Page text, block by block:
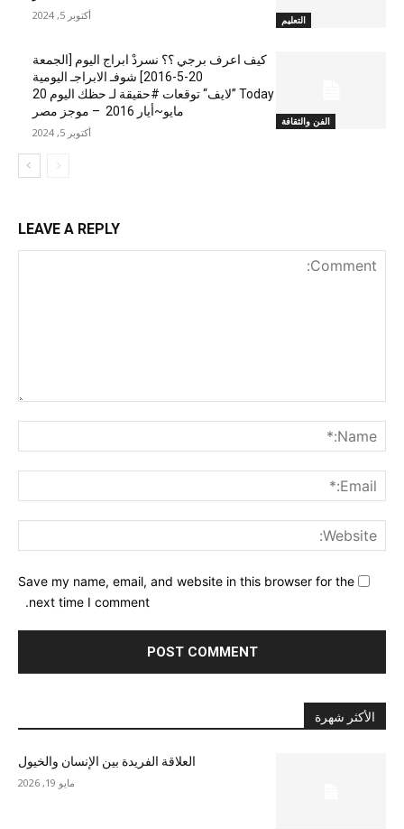
التعليم أكتوبر 5, 2024
الفن والثقافة
كيف اعرف برجي ؟؟ نسردْ ابراج اليوم [الجمعة
20-5-2016] شوفـ الابراجـ اليومية
Today ”لايف“ توقعات #حقيقة لـ حظك اليوم 20
مايو~أيار 2016 – موجز مصر
أكتوبر 5, 2024
LEAVE A REPLY
Save my name, email, and website in this browser for the
next time I comment.
الأكثر شهرة
العلاقة الفريدة بين الإنسان والخيول
مايو 19, 2026